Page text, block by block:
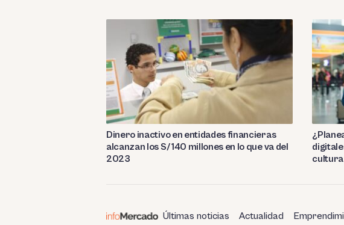
Dinero inactivo en entidades financieras
alcanzan los S/ 140 millones en lo que va del
2023
Últimas noticias Actualidad